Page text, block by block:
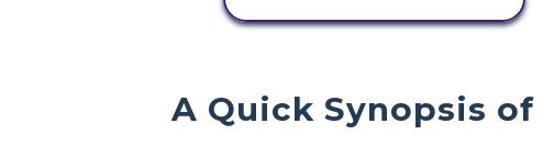
A Quick Synopsis